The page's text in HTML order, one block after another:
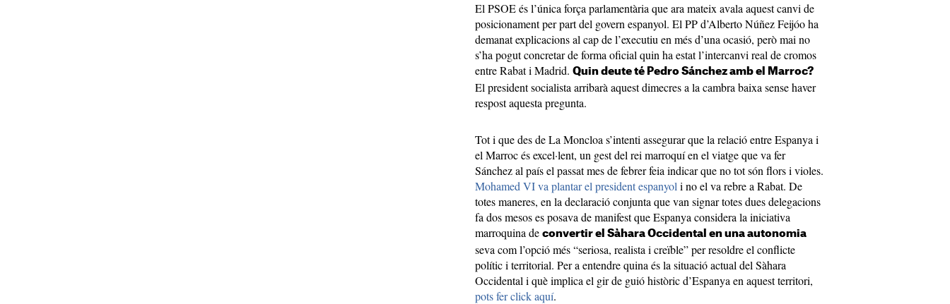
El PSOE és l’única força parlamentària que ara mateix avala aquest canvi de
posicionament per part del govern espanyol. El PP d’Alberto Núñez Feijóo ha
demanat explicacions al cap de l’executiu en més d’una ocasió, però mai no
s’ha pogut concretar de forma oficial quin ha estat l’intercanvi real de cromos
entre Rabat i Madrid. Quin deute té Pedro Sánchez amb el Marroc?
El president socialista arribarà aquest dimecres a la cambra baixa sense haver
respost aquesta pregunta.
Tot i que des de La Moncloa s’intenti assegurar que la relació entre Espanya i
el Marroc és excel·lent, un gest del rei marroquí en el viatge que va fer
Sánchez al país el passat mes de febrer feia indicar que no tot són flors i violes.
Mohamed VI va plantar el president espanyol i no el va rebre a Rabat. De
totes maneres, en la declaració conjunta que van signar totes dues delegacions
fa dos mesos es posava de manifest que Espanya considera la iniciativa
marroquina de convertir el Sàhara Occidental en una autonomia
seva com l’opció més “seriosa, realista i creïble” per resoldre el conflicte
polític i territorial. Per a entendre quina és la situació actual del Sàhara
Occidental i què implica el gir de guió històric d’Espanya en aquest territori,
pots fer click aquí.